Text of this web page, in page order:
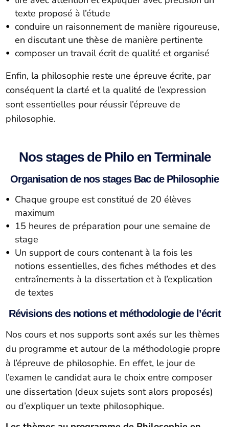
texte proposé à l’étude
conduire un raisonnement de manière rigoureuse,
en discutant une thèse de manière pertinente
composer un travail écrit de qualité et organisé
Enfin, la philosophie reste une épreuve écrite, par
conséquent la clarté et la qualité de l’expression
sont essentielles pour réussir l’épreuve de
philosophie.
Nos stages de Philo en Terminale
Organisation de nos stages Bac de Philosophie
Chaque groupe est constitué de 20 élèves
maximum
15 heures de préparation pour une semaine de
stage
Un support de cours contenant à la fois les
notions essentielles, des fiches méthodes et des
entraînements à la dissertation et à l’explication
de textes
Révisions des notions et méthodologie de l’écrit
Nos cours et nos supports sont axés sur les thèmes
du programme et autour de la méthodologie propre
à l’épreuve de philosophie. En effet, le jour de
l’examen le candidat aura le choix entre composer
une dissertation (deux sujets sont alors proposés)
ou d’expliquer un texte philosophique.